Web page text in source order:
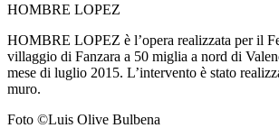
HOMBRE LOPEZ
HOMBRE LOPEZ è l’opera realizzata per il
villaggio di Fanzara a 50 miglia a nord di
mese di luglio 2015. L’intervento è stato
muro.
Foto ©Luis Olive Bulbena